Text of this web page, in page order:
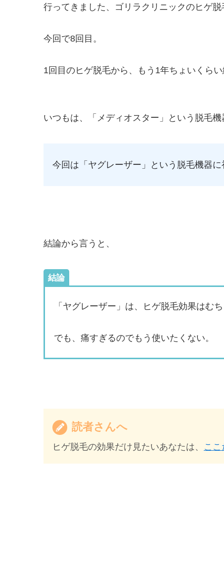
行ってきました、ゴリラクリニックのヒゲ脱
今回で8回目。
1回目のヒゲ脱毛から、もう1年ちょいくらい
いつもは、「メディオスター」という脱毛機
今回は「ヤグレーザー」という脱毛機器に
結論から言うと、
結論
「ヤグレーザー」は、ヒゲ脱毛効果はむち
でも、痛すぎるのでもう使いたくない。
読者さんへ
ヒゲ脱毛の効果だけ見たいあなたは、 ここ